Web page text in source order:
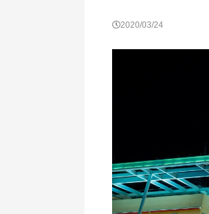
2020/03/24